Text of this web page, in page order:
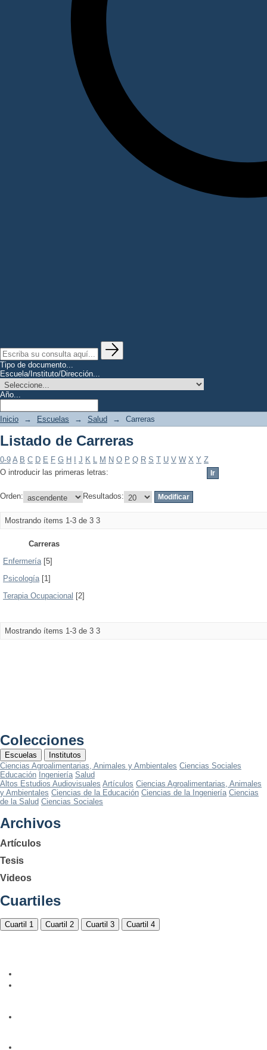
Tipo de documento...
Escuela/Instituto/Dirección...
Año...
Inicio → Escuelas → Salud → Carreras
Listado de Carreras
0-9 A B C D E F G H J K L M N O P Q R S T U V W X Y Z
O introducir las primeras letras:
Orden: Resultados:
Mostrando ítems 1-3 de 3 3
Carreras
Enfermería[5]
Psicología[1]
Terapia Ocupacional [2]
Mostrando ítems 1-3 de 3 3
Colecciones
Escuelas
Institutos
Ciencias Agroalimentarias, Animales y Ambientales Ciencias Sociales
Educación Ingeniería Salud
Altos Estudios Audiovisuales Artículos Ciencias Agroalimentarias, Animales
y Ambientales Ciencias de la Educación Ciencias de la Ingeniería Ciencias
de la Salud Ciencias Sociales
Archivos
Artículos
Tesis
Videos
Cuartiles
Cuartil 1 Cuartil 2 Cuartil 3 Cuartil 4